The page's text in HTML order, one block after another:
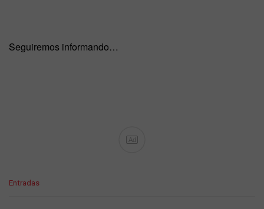
Seguiremos informando…
Ad
C
Entradas